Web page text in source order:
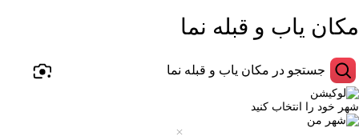
مکان‌ یاب و قبله نما
شهر خود را انتخاب کنید